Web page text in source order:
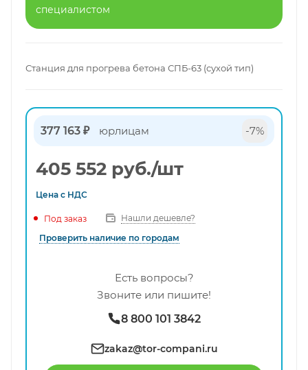
специалистом
Станция для прогрева бетона СПБ-63 (сухой тип)
377 163 ₽ юрлицам -7%
405 552 руб./шт
Цена с НДС
Под заказ
Нашли дешевле?
Проверить наличие по городам
Есть вопросы?
Звоните или пишите!
8 800 101 3842
zakaz@tor-compani.ru